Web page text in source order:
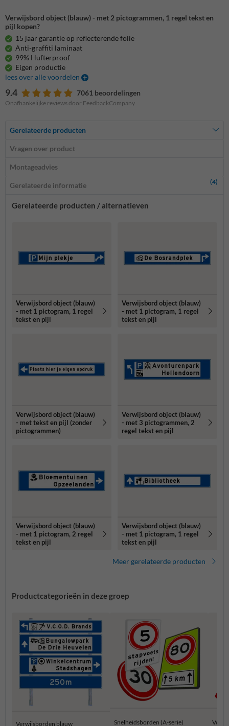
Verwijsbord object (blauw) - met 2 pictogrammen, 1 regel tekst en
pijl kopen?
15 jaar garantie op reflecterende folie
Anti-graffiti laminaat
99% Hufterproof
Eigen productie
lees over alle voordelen
9.4 7061 beoordelingen
Onafhankelijke reviews door FeedbackCompany
Gerelateerde producten
Vragen over product
Montageadvies
Gerelateerde informatie (4)
Gerelateerde producten / alternatieven
Verwijsbord object (blauw)
- met 1 pictogram, 1 regel
tekst en pijl
Verwijsbord object (blauw)
- met 1 pictogram, 1 regel
tekst en pijl
Verwijsbord object (blauw)
- met tekst en pijl (zonder
pictogrammen)
Verwijsbord object (blauw)
- met 3 pictogrammen, 2
regel tekst en pijl
Verwijsbord object (blauw)
- met 1 pictogram, 2 regel
tekst en pijl
Verwijsbord object (blauw)
- met 1 pictogram, 1 regel
tekst en pijl
Meer gerelateerde producten
Productcategorieën in deze groep
Verwijsborden blauw Snelheidsborden (A-serie)